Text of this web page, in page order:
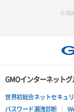
©
GMOインターネット
世界初総合ネットセキュ
パスワード漏洩診断